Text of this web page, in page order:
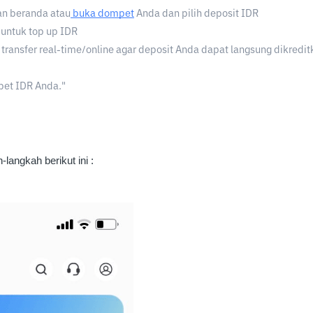
beranda atau buka dompet Anda dan pilih deposit IDR
top up IDR
real-time/online agar deposit Anda dapat langsung
IDR Anda."
langkah berikut ini :